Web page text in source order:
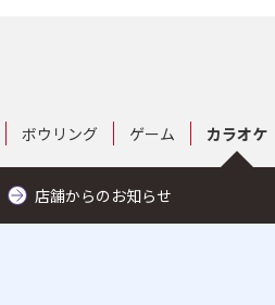
ボウリング ゲーム カラオケ
店舗からのお知らせ